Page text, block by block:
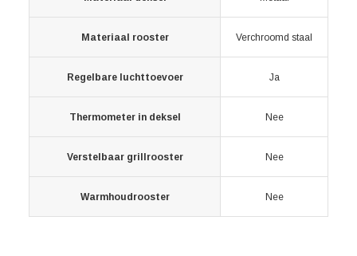
Materiaal rooster Verchroomd staal
Regelbare luchttoevoer Ja
Thermometer in deksel Nee
Verstelbaar grillrooster Nee
Warmhoudrooster Nee